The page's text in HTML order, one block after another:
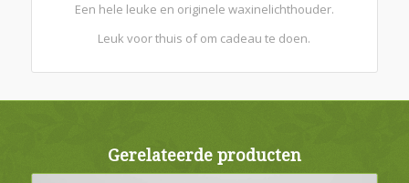
Een hele leuke en originele waxinelichthouder.
Leuk voor thuis of om cadeau te doen.
Gerelateerde producten